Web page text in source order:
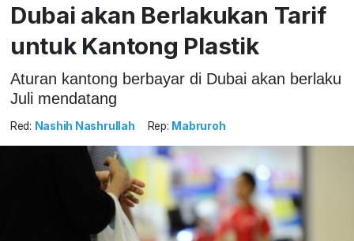
Dubai akan Berlakukan Tarif
untuk Kantong Plastik
Aturan kantong berbayar di Dubai akan berlaku
Juli mendatang
Red: Nashih Nashrullah Rep: Mabruroh